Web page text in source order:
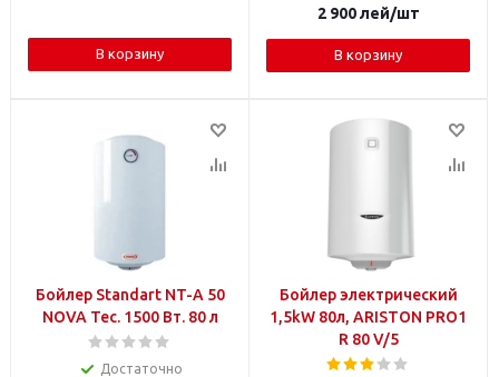
В корзину
2 900лей/шт
В корзину
Бойлер Standart NT-A 50
NOVA Tec. 1500 Вт. 80 л
Достаточно
Бойлер электрический
1,5kW 80л, ARISTON PRO1
R 80 V/5